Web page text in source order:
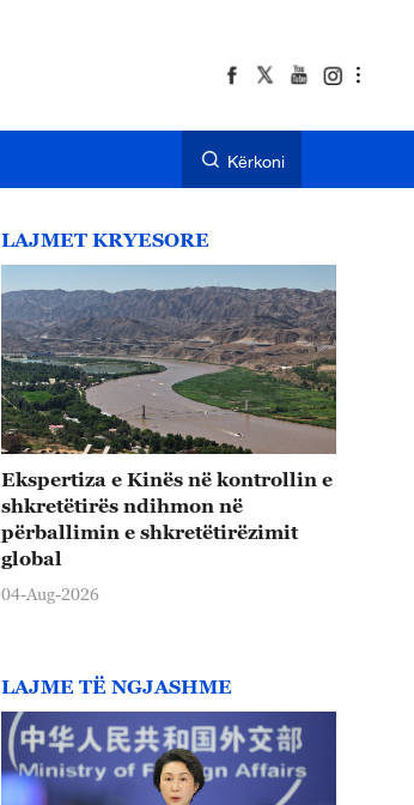
Kërkoni
LAJMET KRYESORE
Ekspertiza e Kinës në kontrollin e
shkretëtirës ndihmon në
përballimin e shkretëtirëzimit
global
04-Aug-2026
LAJME TË NGJASHME